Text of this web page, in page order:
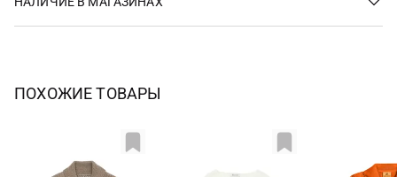
ПОХОЖИЕ ТОВАРЫ